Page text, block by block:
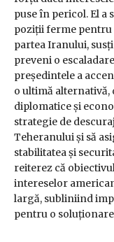
puse în pericol. El
poziții ferme pentru
partea Iranului,
preveni o
președintele a
o ultimă
diplomatice și
strategie de
Teheranului și să
stabilitatea și
reiterez că
intereselor
largă, subliniind
pentru o